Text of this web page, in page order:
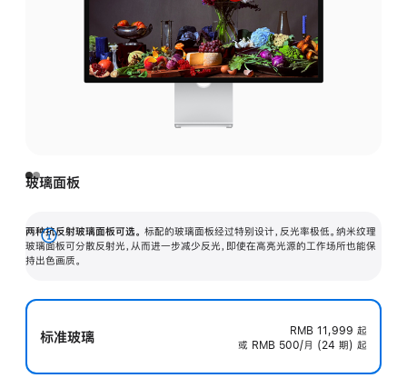
玻璃面板
两种抗反射玻璃面板可选。 标配的玻璃面板经过特别设计，反光率极低。纳米纹理
玻璃面板可分散反射光，从而进一步减少反光，即使在高亮光源的工作场所也能保
持出色画质。
展
开
标准玻璃 RMB 11,999 起
或 RMB 500/月 (24 期) 起